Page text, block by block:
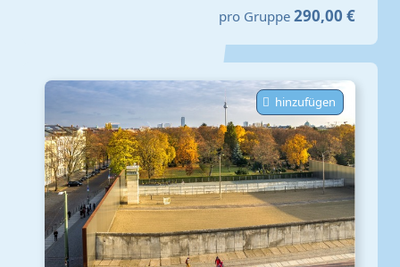
pro Gruppe 290,00 €
hinzufügen